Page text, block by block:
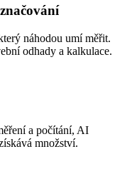
náhodou umí měřit.
odhady a kalkulace.
a počítání, AI
množství.